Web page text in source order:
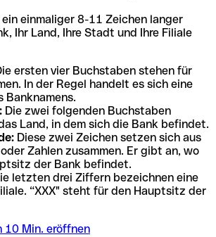
ein einmaliger 8-11 Zeichen langer
Ihr Land, Ihre Stadt und Ihre Filiale
ersten vier Buchstaben stehen für
In der Regel handelt es sich eine
Banknamens.
Die zwei folgenden Buchstaben
Land, in dem sich die Bank befindet.
Diese zwei Zeichen setzen sich aus
Zahlen zusammen. Er gibt an, wo
der Bank befindet.
letzten drei Ziffern bezeichnen eine
“XXX" steht für den Hauptsitz der
10 Min. eröffnen